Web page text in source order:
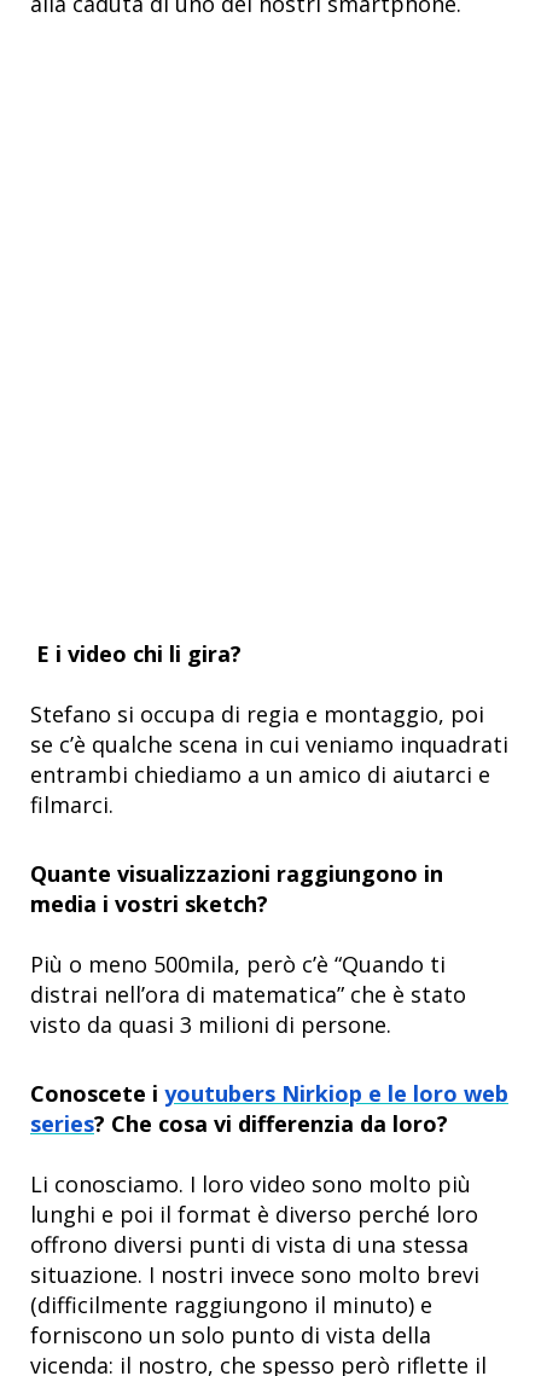
E i video chi li gira?
Stefano si occupa di regia e montaggio, poi
se c’è qualche scena in cui veniamo inquadrati
entrambi chiediamo a un amico di aiutarci e
filmarci.
Quante visualizzazioni raggiungono in
media i vostri sketch?
Più o meno 500mila, però c’è “Quando ti
distrai nell’ora di matematica” che è stato
visto da quasi 3 milioni di persone.
Conoscete i youtubers Nirkiop e le loro web
series? Che cosa vi differenzia da loro?
Li conosciamo. I loro video sono molto più
lunghi e poi il format è diverso perché loro
offrono diversi punti di vista di una stessa
situazione. I nostri invece sono molto brevi
(difficilmente raggiungono il minuto) e
forniscono un solo punto di vista della
vicenda: il nostro, che spesso però riflette il